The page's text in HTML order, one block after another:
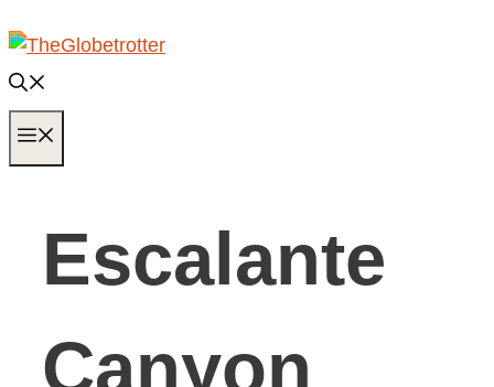
Inhalt
springen
Escalante
Canyon